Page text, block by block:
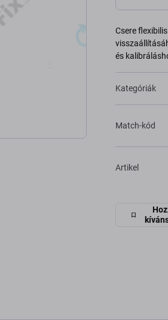
Csere
és
Kategóriák
Match-kód
Artikel